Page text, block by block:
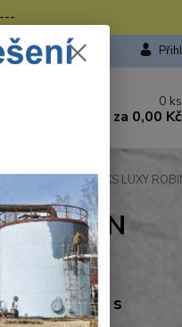
0 ks
za 0,00 Kč
šedo-červené CXS LUXY
ROBIN
montérkové s